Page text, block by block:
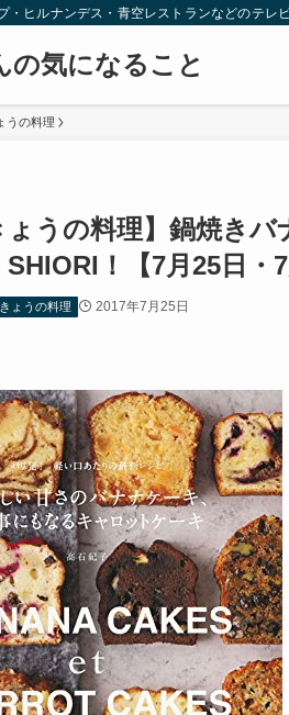
・ヒルナンデス・青空レストランなどのテレ
の気になること
うの料理
ょうの料理】鍋焼き
！【7月25日・7
きょうの料理 2017年7月25日